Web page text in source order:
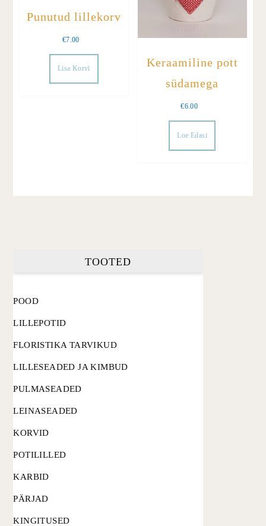
Punutud lillekorv
€7.00
Lisa Korvi
Keraamiline pott
südamega
€6.00
Loe Edasi
TOOTED
POOD
LILLEPOTID
FLORISTIKA TARVIKUD
LILLESEADED JA KIMBUD
PULMASEADED
LEINASEADED
KORVID
POTILILLED
KARBID
PÄRJAD
KINGITUSED